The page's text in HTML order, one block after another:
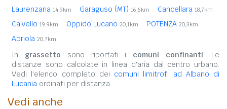
Laurenzana 14,9km Garaguso (MT) 16,6km Cancellara 18,7km
Calvello 19,9km Oppido Lucano 20,1km POTENZA 20,3km
Abriola 20,7km
In grassetto sono riportati i comuni confinanti. Le
distanze sono calcolate in linea d'aria dal centro urbano.
Vedi l'elenco completo dei comuni limitrofi ad Albano di
Lucania ordinati per distanza.
Vedi anche